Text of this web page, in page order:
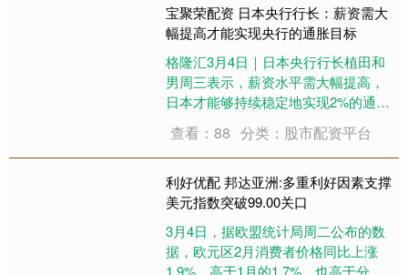
宝聚荣配资 日本央行行长：薪资需大
幅提高才能实现央行的通胀目标
格隆汇3月4日｜日本央行行长植田和
男周三表示，薪资水平需大幅提高，
日本才能够持续稳定地实现2%的通胀
目标。植田和男在国会表示：“日本央
行无法对实际工资增长施加强大影
响”，实际薪资增长主要取决于中长期
劳动生产率。他补充道：“但我们将推
行货币政....
查看：88 分类：股市配资平台
利好优配 邦达亚洲:多重利好因素支撑
美元指数突破99.00关口
3月4日，据欧盟统计局周二公布的数
据，欧元区2月消费者价格同比上涨
1.9%，高于1月的1.7%，也高于分析